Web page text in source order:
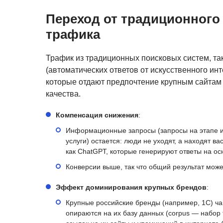
Переход от
трафика
Трафик из традиционных поисковых систем,
(автоматических ответов от искусственного
которые отдают предпочтение крупным
качества.
Компенсация снижения:
Информационные запросы (запросы на этапе
услуги) остается: люди не уходят, а находят
как ChatGPT, которые генерируют ответы на
Конверсии выше, так что общий результат
Эффект доминирования крупных брендов:
Крупные российские бренды (например, 1С)
опираются на их базу данных (corpus — набор